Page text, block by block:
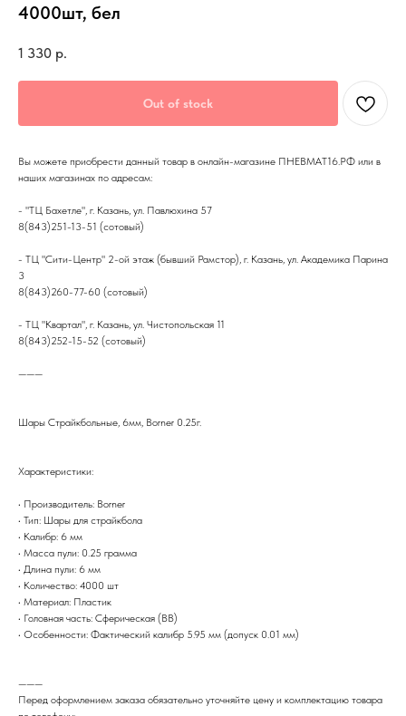
4000шт, бел
1 330 р.
Out of stock
Вы можете приобрести данный товар в онлайн-магазине ПНЕВМАТ16.РФ или в
наших магазинах по адресам:
- "ТЦ Бахетле", г. Казань, ул. Павлюхина 57
8(843)251-13-51 (сотовый)
- ТЦ "Сити-Центр" 2-ой этаж (бывший Рамстор), г. Казань, ул. Академика Парина
3
8(843)260-77-60 (сотовый)
- ТЦ "Квартал", г. Казань, ул. Чистопольская 11
8(843)252-15-52 (сотовый)
———
Шары Страйкбольные, 6мм, Borner 0.25г.
Характеристики:
• Производитель: Borner
• Тип: Шары для страйкбола
• Калибр: 6 мм
• Масса пули: 0.25 грамма
• Длина пули: 6 мм
• Количество: 4000 шт
• Материал: Пластик
• Головная часть: Сферическая (BB)
• Особенности: Фактический калибр 5.95 мм (допуск 0.01 мм)
———
Перед оформлением заказа обязательно уточняйте цену и комплектацию товара